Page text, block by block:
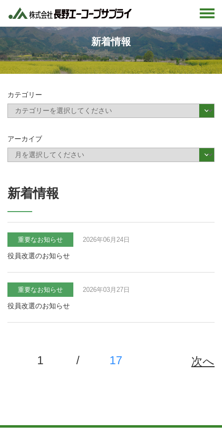
新着情報
カテゴリー
アーカイブ
新着情報
重要なお知らせ 2026年06月24日
役員改選のお知らせ
重要なお知らせ 2026年03月27日
役員改選のお知らせ
1 / 17 次へ